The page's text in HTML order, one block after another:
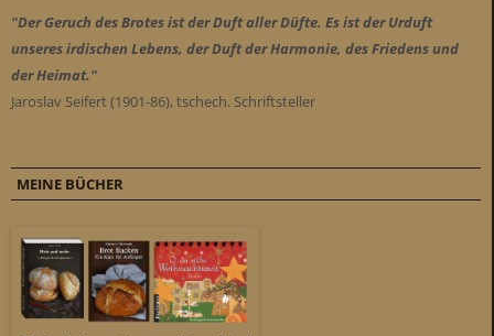
"Der Geruch des Brotes ist der Duft aller Düfte. Es ist der Urduft
unseres irdischen Lebens, der Duft der Harmonie, des Friedens und
der Heimat."
Jaroslav Seifert (1901-86), tschech. Schriftsteller
MEINE BÜCHER